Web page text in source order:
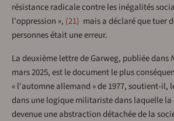
résistance radicale contre les inégalités
l'oppression », 21 mais a déclaré que tuer
personnes était une erreur.
La deuxième lettre de Garweg, publiée dans
mars 2025, est le document le plus
« l'automne allemand » de 1977, soutient-il,
dans une logique militariste dans laquelle
devenue une abstraction détachée de la